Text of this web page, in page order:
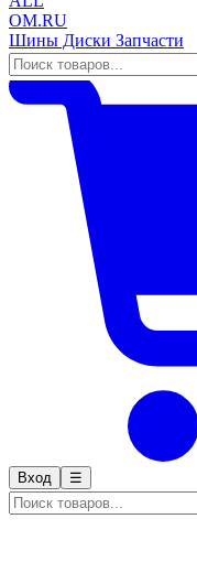
OM.RU
Шины Диски Запчасти
Вход ☰